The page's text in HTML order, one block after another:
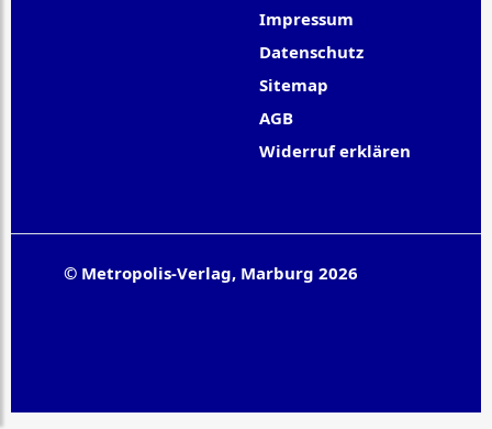
Impressum
Datenschutz
Sitemap
AGB
Widerruf erklären
© Metropolis-Verlag, Marburg 2026